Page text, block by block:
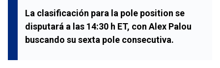
La clasificación para la pole position se
disputará a las 14:30 h ET, con Alex Palou
buscando su sexta pole consecutiva.